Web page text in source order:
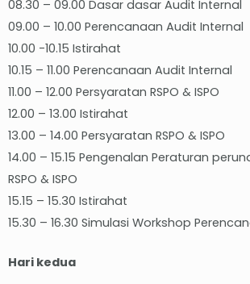
08.30 – 09.00 Dasar dasar Audit Internal
09.00 – 10.00 Perencanaan Audit Internal
10.00 -10.15 Istirahat
10.15 – 11.00 Perencanaan Audit Internal
11.00 – 12.00 Persyaratan RSPO & ISPO
12.00 – 13.00 Istirahat
13.00 – 14.00 Persyaratan RSPO & ISPO
14.00 – 15.15 Pengenalan Peraturan
RSPO & ISPO
15.15 – 15.30 Istirahat
15.30 – 16.30 Simulasi Workshop
Hari kedua